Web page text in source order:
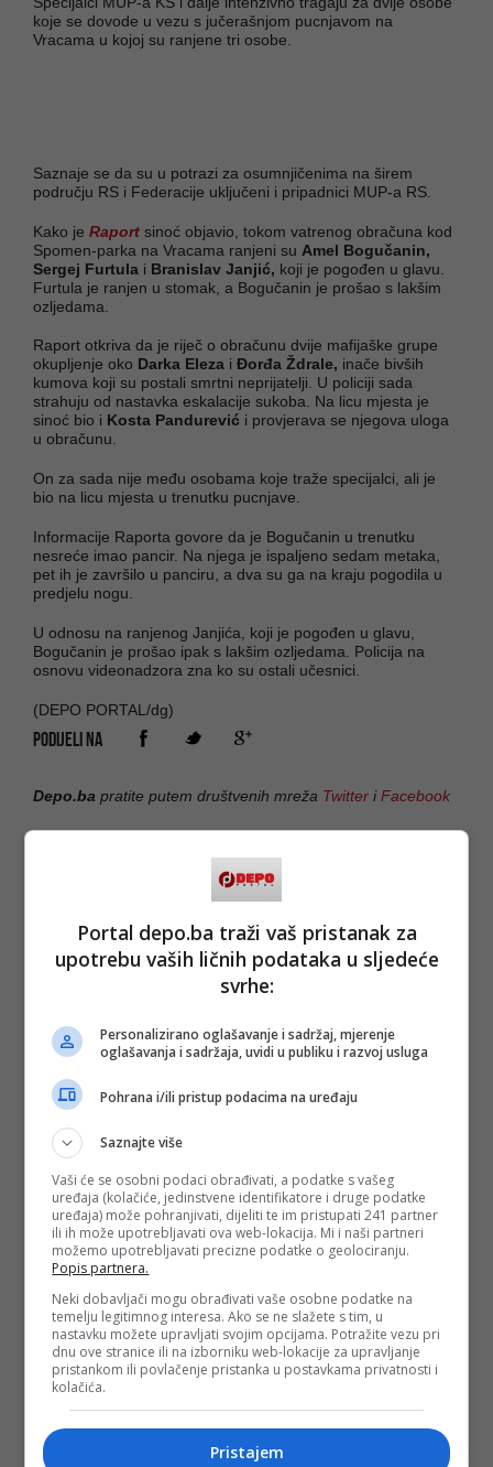
koje se dovode u vezu s jučerašnjom pucnjavom na
Vracama u kojoj su ranjene tri osobe.
Saznaje se da su u potrazi za osumnjičenima na širem
području RS i Federacije uključeni i pripadnici MUP-a RS.
Kako je Raport sinoć objavio, tokom vatrenog obračuna kod
Spomen-parka na Vracama ranjeni su Amel Bogučanin,
Sergej Furtula i Branislav Janjić, koji je pogođen u glavu.
Furtula je ranjen u stomak, a Bogučanin je prošao s lakšim
ozljedama.
Raport otkriva da je riječ o obračunu dvije mafijaške grupe
okupljenje oko Darka Eleza i Đorđa Ždrale, inače bivših
kumova koji su postali smrtni neprijatelji. U policiji sada
strahuju od nastavka eskalacije sukoba. Na licu mjesta je
sinoć bio i Kosta Pandurević i provjerava se njegova uloga
u obračunu.
On za sada nije među osobama koje traže specijalci, ali je
bio na licu mjesta u trenutku pucnjave.
Informacije Raporta govore da je Bogučanin u trenutku
nesreće imao pancir. Na njega je ispaljeno sedam metaka,
pet ih je završilo u panciru, a dva su ga na kraju pogodila u
predjelu nogu.
U odnosu na ranjenog Janjića, koji je pogođen u glavu,
Bogučanin je prošao ipak s lakšim ozljedama. Policija na
osnovu videonadzora zna ko su ostali učesnici.
(DEPO PORTAL/dg)
PODIJELI NA
Depo.ba pratite putem društvenih mreža Twitter iFacebook
Portal depo.ba traži vaš pristanak za
upotrebu vaših ličnih podataka u sljedeće
svrhe:
Personalizirano oglašavanje i sadržaj, mjerenje
oglašavanja i sadržaja, uvidi u publiku i razvoj usluga
Pohrana i/ili pristup podacima na uređaju
Saznajte više
Vaši će se osobni podaci obrađivati, a podatke s vašeg
uređaja (kolačiće, jedinstvene identifikatore i druge podatke
uređaja) može pohranjivati, dijeliti te im pristupati 241 partner
ili ih može upotrebljavati ova web-lokacija. Mi i naši partneri
možemo upotrebljavati precizne podatke o geolociranju.
Popis partnera.
Neki dobavljači mogu obrađivati vaše osobne podatke na
temelju legitimnog interesa. Ako se ne slažete s tim, u
nastavku možete upravljati svojim opcijama. Potražite vezu pri
dnu ove stranice ili na izborniku web-lokacije za upravljanje
pristankom ili povlačenje pristanka u postavkama privatnosti i
kolačića.
Pristajem